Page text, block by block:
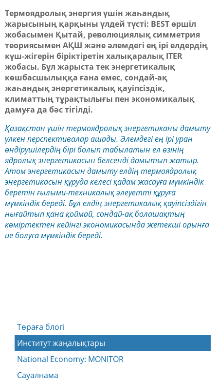
Термоядролық энергияүшін жаһандық
жарысының қарқыны үлдей түсті: BEST өршіл
жобасымен Қытай, революциялық симметрия
теориясымен АҚШ және әлемдегі ең ірі елдердің
күш-жігерін біріктіретін халықаралық ITER
жобасы. Бұл жарыста тек энергетикалық
көшбасшылыққа ғана емес, сондай-ақ
жаһандық энергетикалық қауіпсіздік,
климаттың тұрақтылығы пен экономикалық
дамуға да бәс тігілді.
Қазақстан үшін термоядролық энергетиканы дамыту
үлкен перспективалар ашады. Әлемдегі ең іріуран
өндірушілердің бірі болып табылатын ел өзінің
ядролық энергетикасын белсенді дамытып жатыр.
Атом энергетикасын дамыту елдің термоядролық
энергетикасын құруда келесі қадам жасауға мүмкіндік
беретін ғылыми-техникалық әлеуетті құруға
мүмкіндік береді. Бұл елдің энергетикалық қауіпсіздігін
нығайтып қана қоймай, сондай-ақболашақтың
көміртектен кейінгі экономикасында жетекші орынға
ие болуға мүмкіндік береді.
Төраға блогі
Институт жаңалықтары
National Economy: MONITOR
Сауалнама